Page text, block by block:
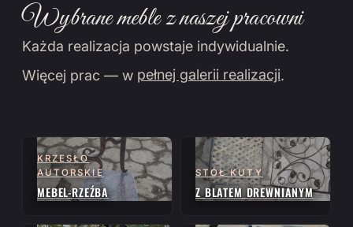
Wybrane meble z naszej pracowni
Każda realizacja powstaje indywidualnie.
Więcej prac — w pełnej galerii realizacji.
KRZESŁO
AUTORSKIE
MEBEL-RZEŹBA
STÓŁ KUTY
Z BLATEM DREWNIANYM